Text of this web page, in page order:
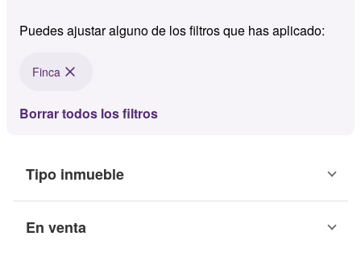
Puedes ajustar alguno de los filtros que has aplicado:
Finca
Borrar todos los filtros
Tipo inmueble
En venta